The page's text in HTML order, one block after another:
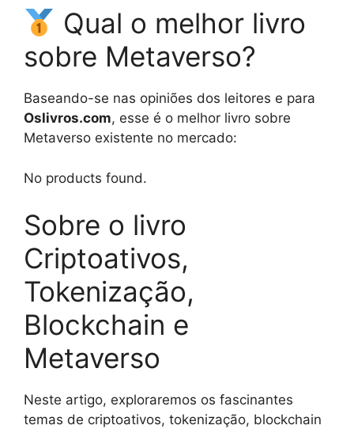
Qual o melhor livro
sobre Metaverso?
Baseando-se nas opiniões dos leitores e para
Oslivros.com, esse é o melhor livro sobre
Metaverso existente no mercado:
No products found.
Sobre o livro
Criptoativos,
Tokenização,
Blockchain e
Metaverso
Neste artigo, exploraremos os fascinantes
temas de criptoativos, tokenização, blockchain